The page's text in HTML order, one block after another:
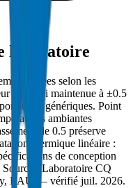
laboratoire
testées selon les
de paroi maintenue à ±0.5
génériques. Point
ambiantes
de 0.5 préserve
thermique linéaire :
de conception
: Laboratoire CQ
EAU — vérifié juil. 2026.